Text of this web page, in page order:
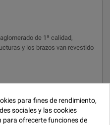
de 1ª calidad,
y los brazos van revestido
para fines de rendimiento,
sociales y las cookies
para ofrecerte funciones de